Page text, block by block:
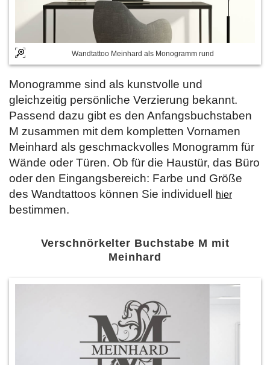
Wandtattoo Meinhard als Monogramm rund
Monogramme sind als kunstvolle und
gleichzeitig persönliche Verzierung bekannt.
Passend dazu gibt es den Anfangsbuchstaben
M zusammen mit dem kompletten Vornamen
Meinhard als geschmackvolles Monogramm für
Wände oder Türen. Ob für die Haustür, das Büro
oder den Eingangsbereich: Farbe und Größe
des Wandtattoos können Sie individuell
hier
bestimmen.
Verschnörkelter Buchstabe M mit
Meinhard